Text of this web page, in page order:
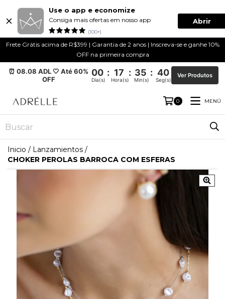
Use o app e economize
Consiga mais ofertas em nosso app
(100+)
Abrir
Frete Grátis acima de R$399 | Garantia de 2 anos | Inscreva-se e ganhe 10%
OFF na primeira compra
⏰ 08.08 ADL 🤍 Até 60%
OFF
00 : 17 : 35 : 39
Dia(s) Hora(s) Min(s) Seg(s)
Ver Produtos
0 MENÚ
Inicio / Lanzamientos /
CHOKER PEROLAS BARROCA COM ESFERAS